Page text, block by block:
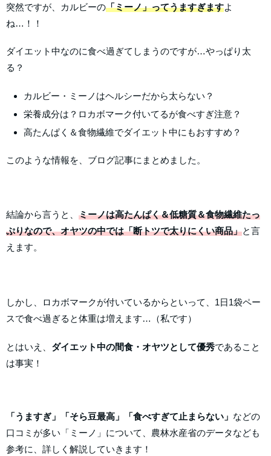
突然ですが、カルビーの「ミーノ」ってうますぎますよ
ね…！！
ダイエット中なのに食べ過ぎてしまうのですが…やっぱり太
る？
カルビー・ミーノはヘルシーだから太らない？
栄養成分は？ロカボマーク付いてるが食べすぎ注意？
高たんぱく＆食物繊維でダイエット中にもおすすめ？
このような情報を、ブログ記事にまとめました。
結論から言うと、 ミーノは高たんぱく＆低糖質＆食物繊維たっ
ぷりなので、オヤツの中では「断トツで太りにくい商品」と言
えます。
しかし、ロカボマークが付いているからといって、1日1袋ペー
スで食べ過ぎると体重は増えます…（私です）
とはいえ、 ダイエット中の間食・オヤツとして優秀であること
は事実！
「うますぎ」「そら豆最高」「食べすぎて止まらない」 などの
口コミが多い「ミーノ」について、農林水産省のデータなども
参考に、詳しく解説していきます！